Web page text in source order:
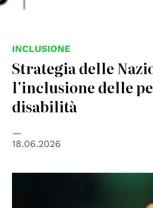
INCLUSIONE
Strategia delle
l'inclusione delle
disabilità
18.06.2026